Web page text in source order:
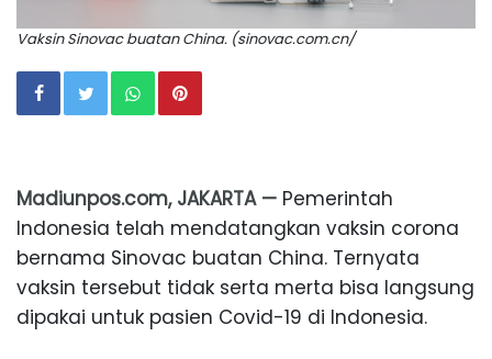
Vaksin Sinovac buatan China. (sinovac.com.cn/
Madiunpos.com, JAKARTA — Pemerintah
Indonesia telah mendatangkan vaksin corona
bernama Sinovac buatan China. Ternyata
vaksin tersebut tidak serta merta bisa langsung
dipakai untuk pasien Covid-19 di Indonesia.